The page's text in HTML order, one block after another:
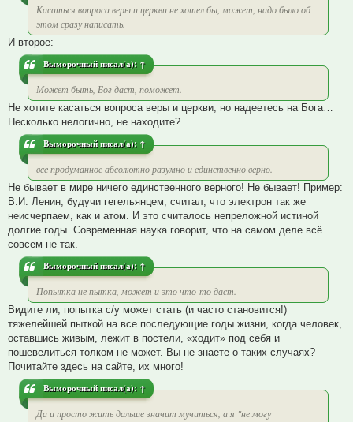
Касаться вопроса веры и церкви не хотел бы, может, надо было об
этом сразу написать.
И второе:
Выморочныйписал(а): ↑
Может быть, Бог даст, поможет.
Не хотите касаться вопроса веры и церкви, но надеетесь на Бога…
Несколько нелогично, не находите?
Выморочныйписал(а): ↑
все продуманное абсолютно разумно и единственно верно.
Не бывает в мире ничего единственного верного! Не бывает! Пример:
В.И. Ленин, будучи гегельянцем, считал, что электрон так же
неисчерпаем, как и атом. И это считалось непреложной истиной
долгие годы. Современная наука говорит, что на самом деле всё
совсем не так.
Выморочныйписал(а): ↑
Попытка не пытка, может и это что-то даст.
Видите ли, попытка с/у может стать (и часто становится!)
тяжелейшей пыткой на все последующие годы жизни, когда человек,
оставшись живым, лежит в постели, «ходит» под себя и
пошевелиться толком не может. Вы не знаете о таких случаях?
Почитайте здесь на сайте, их много!
Выморочныйписал(а): ↑
Да и просто жить дальше значит мучиться, а я "не могу